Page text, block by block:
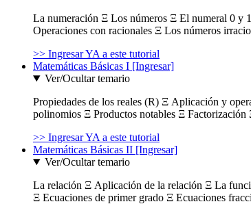
La numeración Ξ Los números Ξ El numeral 0 y
Operaciones con racionales Ξ Los números
>> Ingresar YA a este tutorial
Matemáticas Básicas I [Ingresar]
Ver/Ocultar temario
Propiedades de los reales (R) Ξ Aplicación y
polinomios Ξ Productos notables Ξ
>> Ingresar YA a este tutorial
Matemáticas Básicas II [Ingresar]
Ver/Ocultar temario
La relación Ξ Aplicación de la relación Ξ La
Ξ Ecuaciones de primer grado Ξ Ecuaciones